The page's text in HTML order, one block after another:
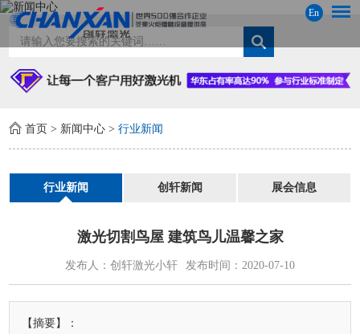
En
首页 > 新闻中心 >行业新闻
行业新闻 创轩新闻 展会信息
激光切割鸟屋 建筑鸟儿温馨之家
发布人：创轩激光小轩 发布时间：2020-07-10
【摘要】：